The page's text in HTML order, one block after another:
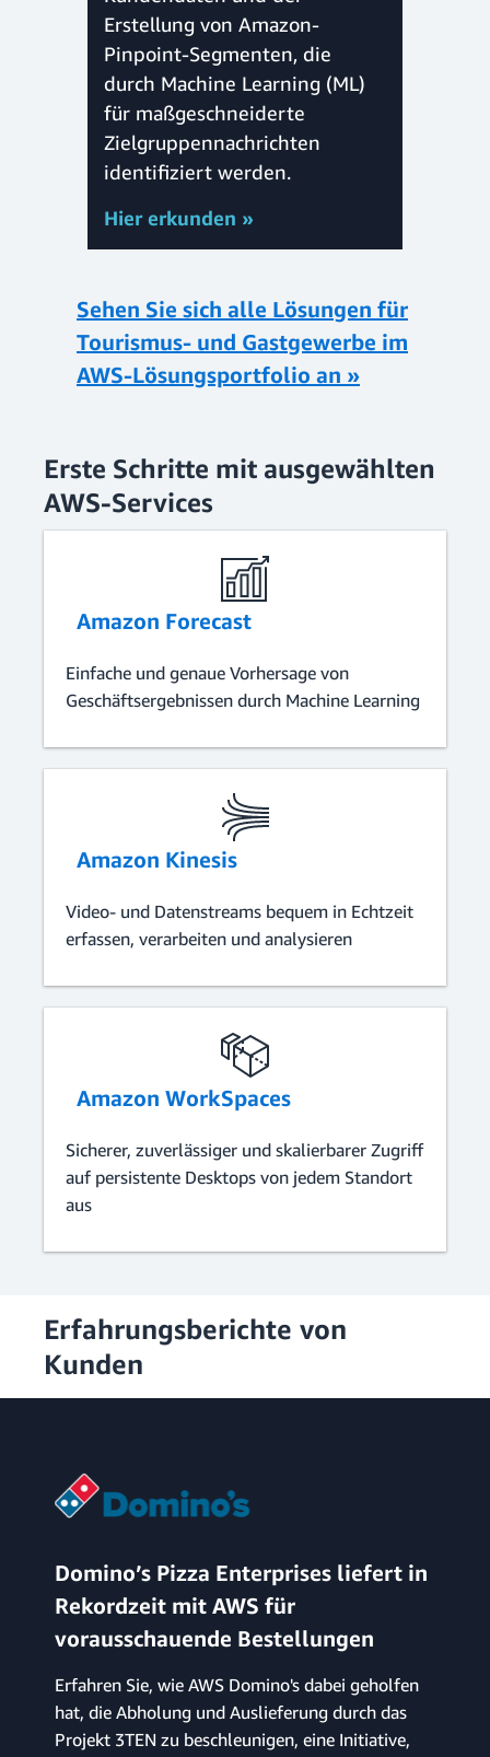
Erstellung von Amazon-
Pinpoint-Segmenten, die
durch Machine Learning (ML)
für maßgeschneiderte
Zielgruppennachrichten
identifiziert werden.
Hier erkunden »
Sehen Sie sich alle Lösungen für
Tourismus- und Gastgewerbe im
AWS-Lösungsportfolio an »
Erste Schritte mit ausgewählten
AWS-Services
Amazon Forecast
Einfache und genaue Vorhersage von
Geschäftsergebnissen durch Machine Learning
Amazon Kinesis
Video- und Datenstreams bequem in Echtzeit
erfassen, verarbeiten und analysieren
Amazon WorkSpaces
Sicherer, zuverlässiger und skalierbarer Zugriff
auf persistente Desktops von jedem Standort
aus
Erfahrungsberichte von
Kunden
Domino’s Pizza Enterprises liefert in
Rekordzeit mit AWS für
vorausschauende Bestellungen
Erfahren Sie, wie AWS Domino's dabei geholfen
hat, die Abholung und Auslieferung durch das
Projekt 3TEN zu beschleunigen, eine Initiative,